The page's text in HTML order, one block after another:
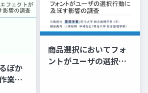
ぼか
業時
商品選択においてフォ
ントがユーザの選択行